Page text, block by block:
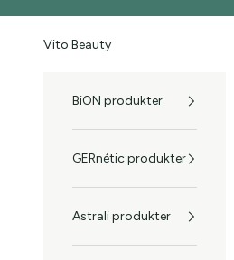
Vito Beauty
BiON produkter
GERnétic produkter
Astrali produkter